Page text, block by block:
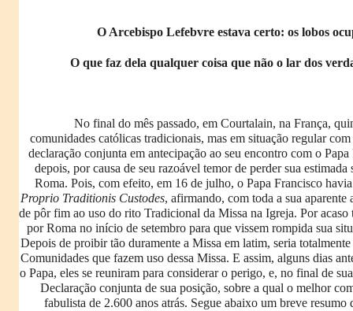
O Arcebispo Lefebvre estava certo: os lobos
O que faz dela qualquer coisa que não o lar dos
No final do mês passado, em Courtalain, na França,
comunidades católicas tradicionais, mas em situação regular
declaração conjunta em antecipação ao seu encontro com o
depois, por causa de seu razoável temor de perder sua
Roma. Pois, com efeito, em 16 de julho, o Papa Francisco
Proprio Traditionis Custodes, afirmando, com toda a sua aparente
de pôr fim ao uso do rito Tradicional da Missa na Igreja. Por acaso
por Roma no início de setembro para que vissem rompida sua
Depois de proibir tão duramente a Missa em latim, seria
Comunidades que fazem uso dessa Missa. E assim, alguns dias
o Papa, eles se reuniram para considerar o perigo, e, no final de
Declaração conjunta de sua posição, sobre a qual o melhor
fabulista de 2.600 anos atrás. Segue abaixo um breve resumo